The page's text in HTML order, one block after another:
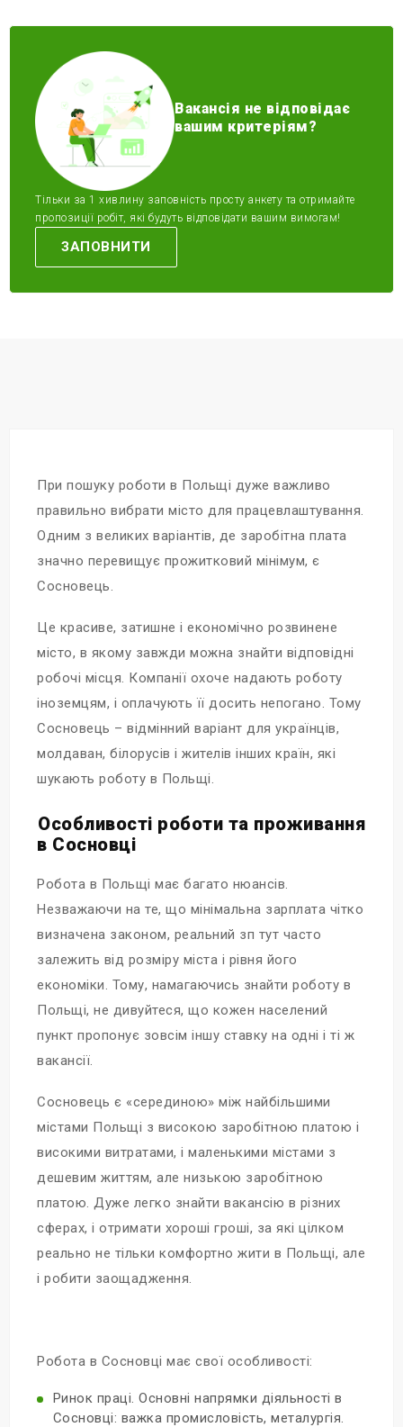
Вакансія не відповідає
вашим критеріям?
Тільки за 1 хивлину заповність просту анкету та отримайте
пропозиції робіт, які будуть відповідати вашим вимогам!
ЗАПОВНИТИ
При пошуку роботи в Польщі дуже важливо
правильно вибрати місто для працевлаштування.
Одним з великих варіантів, де заробітна плата
значно перевищує прожитковий мінімум, є
Сосновець.
Це красиве, затишне і економічно розвинене
місто, в якому завжди можна знайти відповідні
робочі місця. Компанії охоче надають роботу
іноземцям, і оплачують її досить непогано. Тому
Сосновець – відмінний варіант для українців,
молдаван, білорусів і жителів інших країн, які
шукають роботу в Польщі.
Особливості роботи та проживання
в Сосновці
Робота в Польщі має багато нюансів.
Незважаючи на те, що мінімальна зарплата чітко
визначена законом, реальний зп тут часто
залежить від розміру міста і рівня його
економіки. Тому, намагаючись знайти роботу в
Польщі, не дивуйтеся, що кожен населений
пункт пропонує зовсім іншу ставку на одні і ті ж
вакансії.
Сосновець є «серединою» між найбільшими
містами Польщі з високою заробітною платою і
високими витратами, і маленькими містами з
дешевим життям, але низькою заробітною
платою. Дуже легко знайти вакансію в різних
сферах, і отримати хороші гроші, за які цілком
реально не тільки комфортно жити в Польщі, але
і робити заощадження.
Робота в Сосновці має свої особливості:
Ринок праці. Основні напрямки діяльності в
Сосновці: важка промисловість, металургія.